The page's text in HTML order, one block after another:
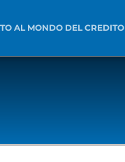
AL MONDO DEL CREDITO